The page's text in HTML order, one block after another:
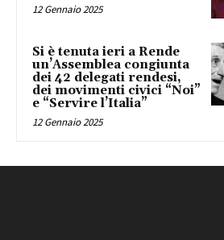
12 Gennaio 2025
Si è tenuta ieri a Rende
un’Assemblea congiunta
dei 42 delegati rendesi,
dei movimenti civici “Noi”
e “Servire l’Italia”
12 Gennaio 2025